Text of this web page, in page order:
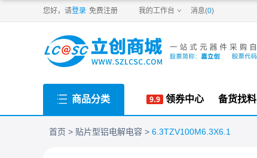
您好，请登录 免费注册 我的工作台 消息(0)
商品分类 领券中心 备货找料
首页 贴片型铝电解电容 6.3TZV100M6.3X6.1